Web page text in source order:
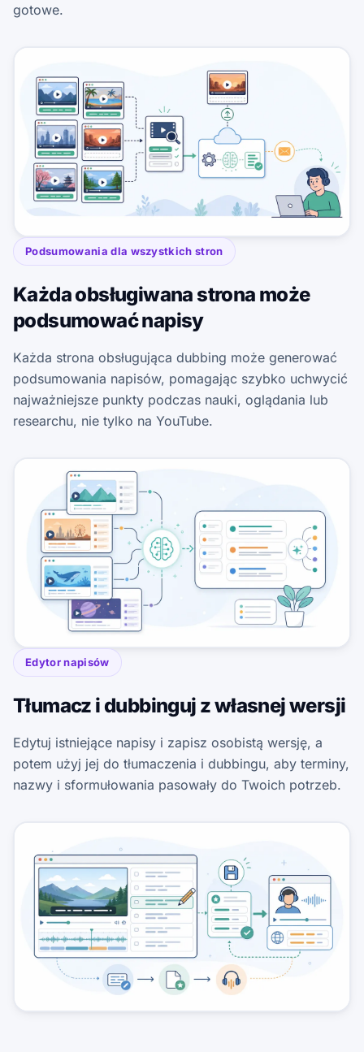
gotowe.
Podsumowania dla wszystkich stron
Każda obsługiwana strona może
podsumować napisy
Każda strona obsługująca dubbing może generować
podsumowania napisów, pomagając szybko uchwycić
najważniejsze punkty podczas nauki, oglądania lub
researchu, nie tylko na YouTube.
Edytor napisów
Tłumacz i dubbinguj z własnej wersji
Edytuj istniejące napisy i zapisz osobistą wersję, a
potem użyj jej do tłumaczenia i dubbingu, aby terminy,
nazwy i sformułowania pasowały do Twoich potrzeb.